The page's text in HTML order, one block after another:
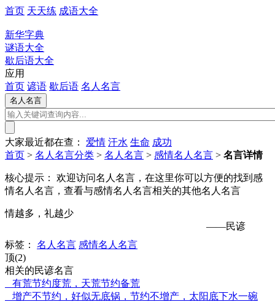
首页 天天练 成语大全
新华字典
谜语大全
歇后语大全
应用
首页 谚语 歇后语 名人名言
大家最近都在查： 爱情 汗水 生命 成功
首页 > 名人名言分类 > 名人名言 > 感情名人名言 > 名言详情
核心提示：
欢迎访问名人名言，在这里你可以方便的找到感
情名人名言，查看与感情名人名言相关的其他名人名言
情越多，礼越少
——民谚
标签：
名人名言 感情名人名言
顶(2)
相关的民谚名言
有荒节约度荒，天荒节约备荒
增产不节约，好似无底锅，节约不增产，太阳底下水一碗